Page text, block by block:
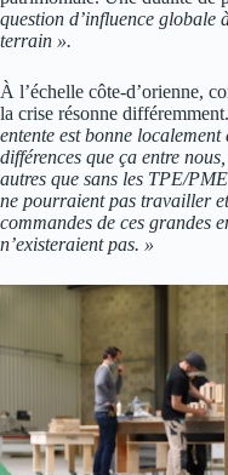
question d’influence globale
terrain ».
À l’échelle côte-d’orienne,
la crise résonne différemment.
entente est bonne
différences que ça entre
autres que sans les TPE/
ne pourraient pas travailler
commandes de ces grandes
n’existeraient pas. »